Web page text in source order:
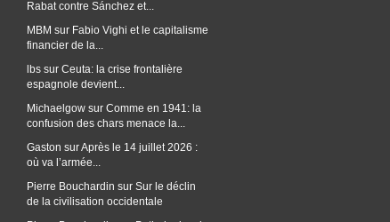
Rabat contre Sánchez et...
MBM sur Fabio Vighi et le capitalisme
financier de la...
lbs sur Ceuta: la crise frontalière
espagnole devient...
Michaelgow sur Comme en 1941: la
confusion des chars menace la...
Gaston surAprès le 14 juillet 2026 :
où va l’armée...
Pierre Bouchardin sur Sur le déclin
de la civilisation occidentale